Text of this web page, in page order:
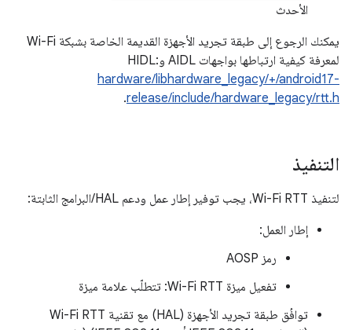
الأحدث
يمكنك الرجوع إلى طبقة تجريد الأجهزة القديمة الخاصة بشبكة Wi-Fi
لمعرفة كيفية ارتباطها بواجهات AIDL وHIDL:
hardware/libhardware_legacy/+/android17-
release/include/hardware_legacy/rtt.h
.
التنفيذ
لتنفيذ Wi-Fi RTT، يجب توفير إطار عمل ودعم HAL/البرامج الثابتة:
إطار العمل:
رمز AOSP
تفعيل ميزة Wi-Fi RTT: تتطلّب علامة ميزة
توافُق طبقة تجريد الأجهزة (HAL) مع تقنية Wi-Fi RTT